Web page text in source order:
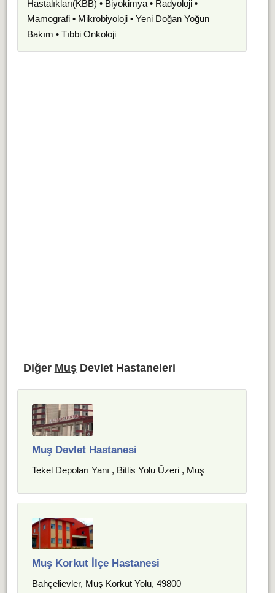
Hastalıkları(KBB) • Biyokimya • Radyoloji •
Mamografi • Mikrobiyoloji • Yeni Doğan Yoğun
Bakım • Tıbbi Onkoloji
Diğer MuşDevlet Hastaneleri
Muş Devlet Hastanesi
Tekel Depoları Yanı , Bitlis Yolu Üzeri , Muş
Muş Korkut İlçe Hastanesi
Bahçelievler, Muş Korkut Yolu, 49800